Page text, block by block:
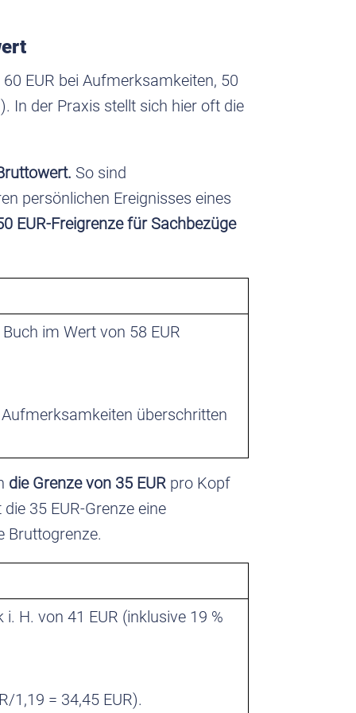
EUR bei Aufmerksamkeiten, 50
In der Praxis stellt sich hier oft die
So sind
persönlichen Ereignisses eines
EUR-Freigrenze für Sachbezüge
im Wert von 58 EUR
überschritten
die Grenze von 35 EUR pro Kopf
die 35 EUR-Grenze eine
Bruttogrenze.
H. von 41 EUR (inklusive 19 %
1,19 = 34,45 EUR).